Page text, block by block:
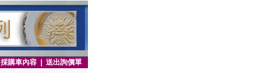
採購車內容| 送出詢價單